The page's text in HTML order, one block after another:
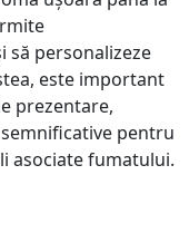
să personalizeze
este important
prezentare,
pentru
asociate fumatului.